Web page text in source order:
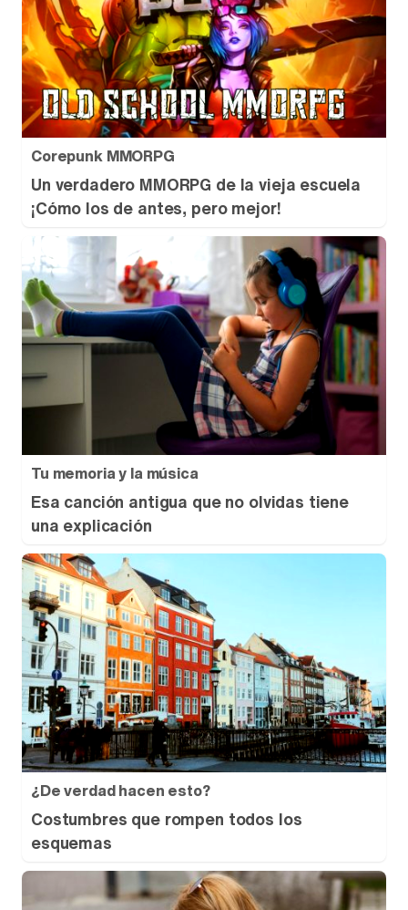
Corepunk MMORPG
Un verdadero MMORPG de la vieja escuela
¡Cómo los de antes, pero mejor!
Tu memoria y la música
Esa canción antigua que no olvidas tiene
una explicación
¿De verdad hacen esto?
Costumbres que rompen todos los
esquemas